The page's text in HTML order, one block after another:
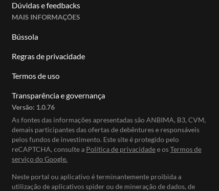
Dúvidas e feedbacks
MAIS INFORMAÇÕES
Bússola
Regras de privacidade
Termos de uso
Transparência e governança
Versão: 1.0.76
As fontes das informações apresentadas são ANBIMA, B3, CVM,
demais participantes das ofertas de debêntures e responsáveis
pelos fundos de investimento. Este site é protegido pelo
reCAPTCHA, consulte a Política de privacidadee osTermos de
serviço do Google.
Neste portal ou aplicativo é terminantemente proibida a
utilização de aplicativos spider ou de mineração de dados, de